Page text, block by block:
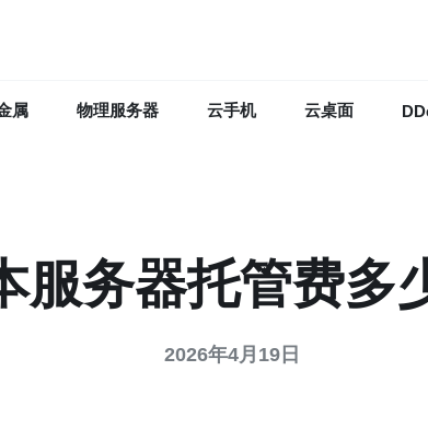
属 物理服务器 云手机 云桌面
服务器托管费多
2026年4月19日